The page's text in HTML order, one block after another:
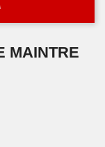
MAINTRE